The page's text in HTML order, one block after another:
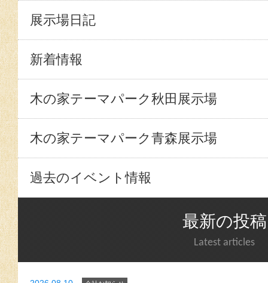
展示場日記
新着情報
木の家テーマパーク秋田展示場
木の家テーマパーク青森展示場
過去のイベント情報
最新の投稿
Latest articles